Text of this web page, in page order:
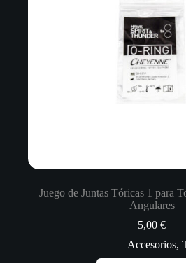
Juego de Juntas Tóricas 1 para
Angulares
5,00€
Accesorios,